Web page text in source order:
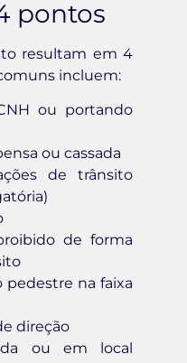
pontos
resultam em 4
incluem:
ou portando
ou cassada
de trânsito
de forma
pedestre na faixa
direção
ou em local